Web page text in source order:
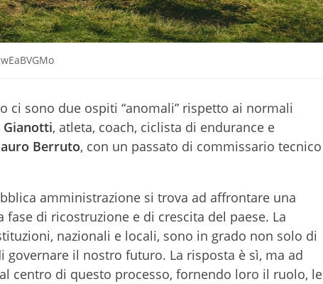
ci sono due ospiti “anomali” rispetto ai normali
Gianotti, atleta, coach, ciclista di endurance e
Berruto, con un passato di commissario tecnico
amministrazione si trova ad affrontare una
di ricostruzione e di crescita del paese. La
nazionali e locali, sono in grado non solo di
il nostro futuro. La risposta è sì, ma ad
centro di questo processo, fornendo loro il ruolo, le